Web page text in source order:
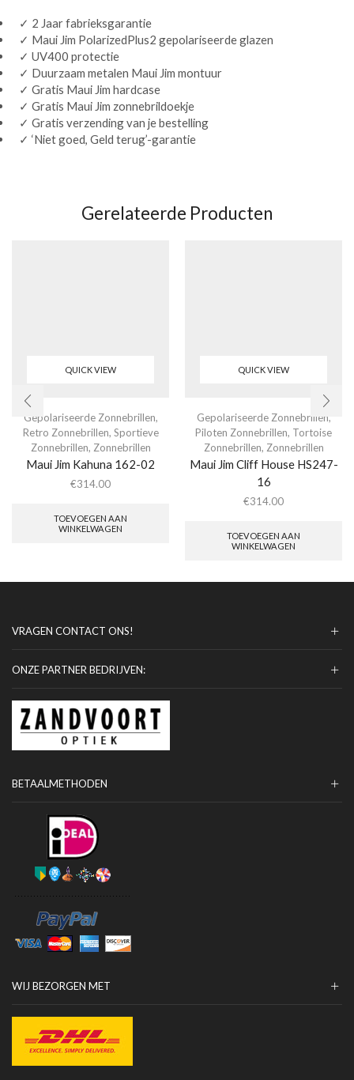
✓ 2 Jaar fabrieksgarantie
✓ Maui Jim PolarizedPlus2 gepolariseerde glazen
✓ UV400 protectie
✓ Duurzaam metalen Maui Jim montuur
✓ Gratis Maui Jim hardcase
✓ Gratis Maui Jim zonnebrildoekje
✓ Gratis verzending van je bestelling
✓ ‘Niet goed, Geld terug’-garantie
Gerelateerde Producten
QUICK VIEW
Gepolariseerde Zonnebrillen,
Retro Zonnebrillen, Sportieve
Zonnebrillen, Zonnebrillen
Maui Jim Kahuna 162-02
€314.00
TOEVOEGEN AAN
WINKELWAGEN
QUICK VIEW
Gepolariseerde Zonnebrillen,
Piloten Zonnebrillen, Tortoise
Zonnebrillen, Zonnebrillen
Maui Jim Cliff House HS247-
16
€314.00
TOEVOEGEN AAN
WINKELWAGEN
VRAGEN CONTACT ONS!
ONZE PARTNER BEDRIJVEN:
BETAALMETHODEN
WIJ BEZORGEN MET